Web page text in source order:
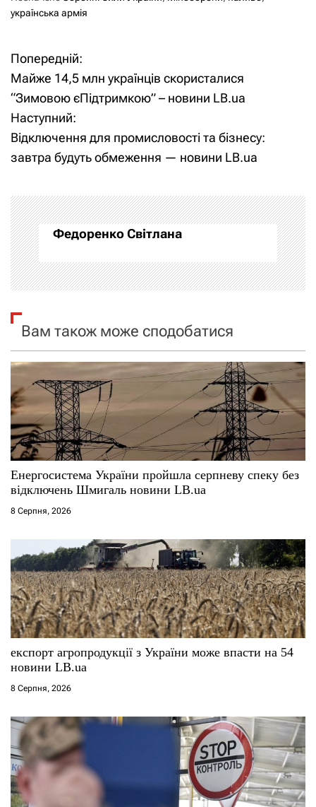
українська армія
Н
а
в
і
а
ц
і
а
п
и
с
і
в
Попередній:
Майже 14,5 млн українців скористалися
“Зимовою єПідтримкою” – новини LB.ua
Наступний:
Відключення для промисловості та бізнесу:
завтра будуть обмеження — новини LB.ua
Федоренко Світлана
Вам також може сподобатися
Енергосистема України пройшла серпневу спеку без
відключень Шмигаль новини LB.ua
8 Серпня, 2026
експорт агропродукції з України може впасти на 54
новини LB.ua
8 Серпня, 2026